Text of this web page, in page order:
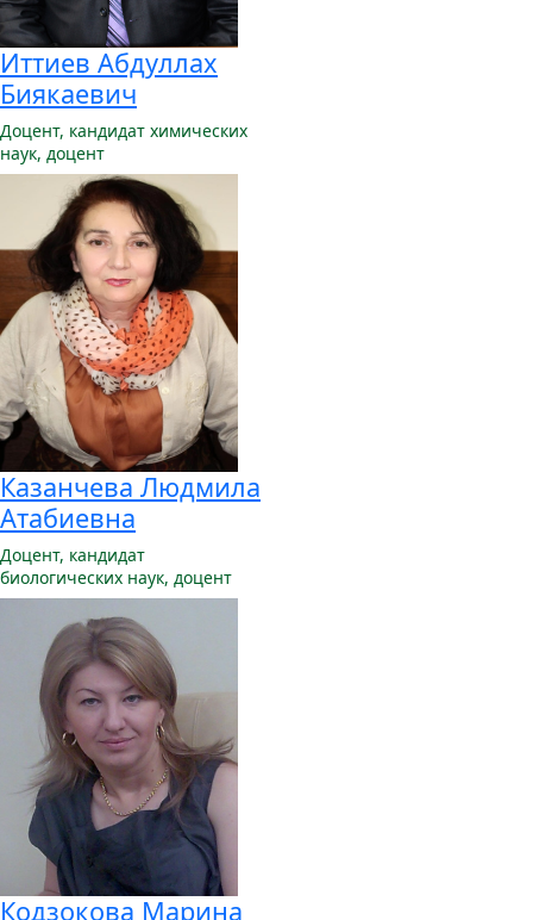
Иттиев Абдуллах
Биякаевич
Доцент, кандидат химических
наук, доцент
Казанчева Людмила
Атабиевна
Доцент, кандидат
биологических наук, доцент
Кодзокова Марина